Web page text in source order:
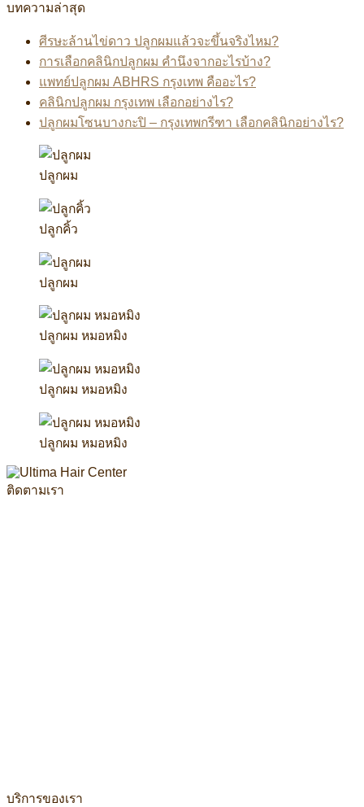
บทความล่าสุด
ศีรษะล้านไข่ดาว ปลูกผมแล้วจะขึ้นจริงไหม?
การเลือกคลินิกปลูกผม คำนึงจากอะไรบ้าง?
แพทย์ปลูกผม ABHRS กรุงเทพ คืออะไร?
คลินิกปลูกผม กรุงเทพ เลือกอย่างไร?
ปลูกผมโซนบางกะปิ – กรุงเทพกรีฑา เลือกคลินิกอย่างไร?
ปลูกผม
ปลูกคิ้ว
ปลูกผม
ปลูกผม หมอหมิง
ปลูกผม หมอหมิง
ปลูกผม หมอหมิง
ติดตามเรา
บริการของเรา